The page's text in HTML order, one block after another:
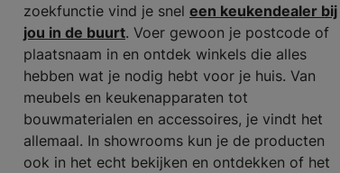
zoekfunctie vind je snel een keukendealer bij
jou in de buurt. Voer gewoon je postcode of
plaatsnaam in en ontdek winkels die alles
hebben wat je nodig hebt voor je huis. Van
meubels en keukenapparaten tot
bouwmaterialen en accessoires, je vindt het
allemaal. In showrooms kun je de producten
ook in het echt bekijken en ontdekken of het